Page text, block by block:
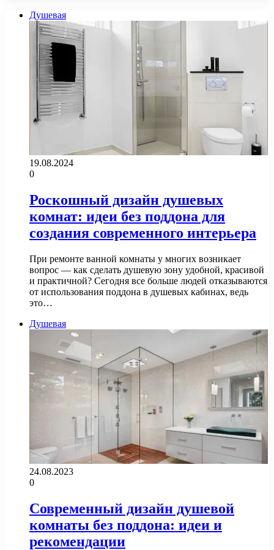
Душевая
19.08.2024
0
Роскошный дизайн душевых
комнат: идеи без поддона для
создания современного интерьера
При ремонте ванной комнаты у многих возникает
вопрос — как сделать душевую зону удобной, красивой
и практичной? Сегодня все больше людей отказываются
от использования поддона в душевых кабинах, ведь
это…
Душевая
24.08.2023
0
Современный дизайн душевой
комнаты без поддона: идеи и
рекомендации